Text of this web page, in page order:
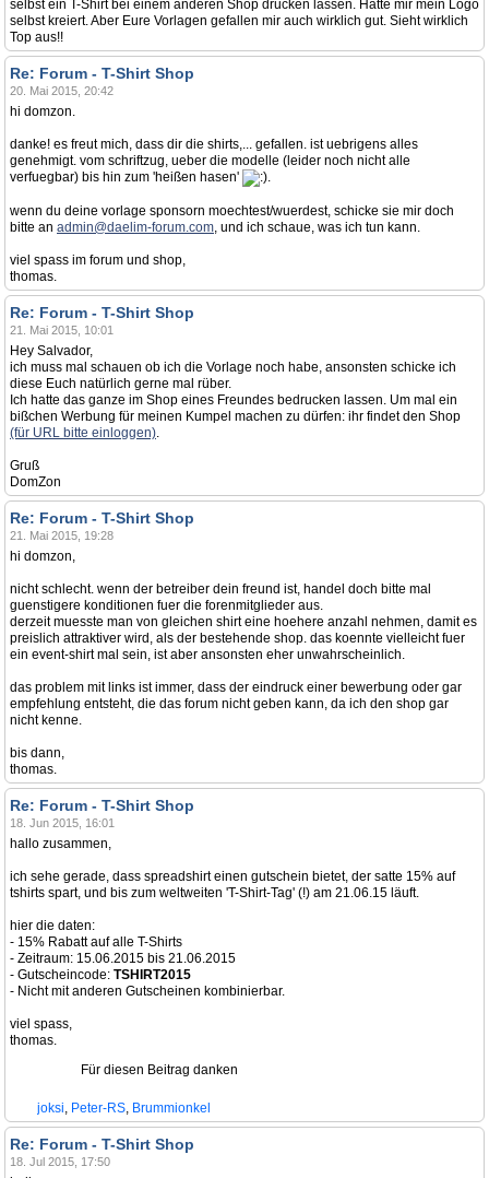
selbst ein T-Shirt bei einem anderen Shop drucken lassen. Hatte mir mein Logo
selbst kreiert. Aber Eure Vorlagen gefallen mir auch wirklich gut. Sieht wirklich
Top aus!!
Re: Forum - T-Shirt Shop
20. Mai 2015, 20:42
hi domzon.
danke! es freut mich, dass dir die shirts,... gefallen. ist uebrigens alles
genehmigt. vom schriftzug, ueber die modelle (leider noch nicht alle
verfuegbar) bis hin zum 'heißen hasen'
.
wenn du deine vorlage sponsorn moechtest/wuerdest, schicke sie mir doch
bitte an admin@daelim-forum.com, und ich schaue, was ich tun kann.
viel spass im forum und shop,
thomas.
Re: Forum - T-Shirt Shop
21. Mai 2015, 10:01
Hey Salvador,
ich muss mal schauen ob ich die Vorlage noch habe, ansonsten schicke ich
diese Euch natürlich gerne mal rüber.
Ich hatte das ganze im Shop eines Freundes bedrucken lassen. Um mal ein
bißchen Werbung für meinen Kumpel machen zu dürfen: ihr findet den Shop
(für URL bitte einloggen).
Gruß
DomZon
Re: Forum - T-Shirt Shop
21. Mai 2015, 19:28
hi domzon,
nicht schlecht. wenn der betreiber dein freund ist, handel doch bitte mal
guenstigere konditionen fuer die forenmitglieder aus.
derzeit muesste man von gleichen shirt eine hoehere anzahl nehmen, damit es
preislich attraktiver wird, als der bestehende shop. das koennte vielleicht fuer
ein event-shirt mal sein, ist aber ansonsten eher unwahrscheinlich.
das problem mit links ist immer, dass der eindruck einer bewerbung oder gar
empfehlung entsteht, die das forum nicht geben kann, da ich den shop gar
nicht kenne.
bis dann,
thomas.
Re: Forum - T-Shirt Shop
18. Jun 2015, 16:01
hallo zusammen,
ich sehe gerade, dass spreadshirt einen gutschein bietet, der satte 15% auf
tshirts spart, und bis zum weltweiten 'T-Shirt-Tag' (!) am 21.06.15 läuft.
hier die daten:
- 15% Rabatt auf alle T-Shirts
- Zeitraum: 15.06.2015 bis 21.06.2015
- Gutscheincode: TSHIRT2015
- Nicht mit anderen Gutscheinen kombinierbar.
viel spass,
thomas.
Für diesen Beitrag danken
joksi, Peter-RS, Brummionkel
Re: Forum - T-Shirt Shop
18. Jul 2015, 17:50